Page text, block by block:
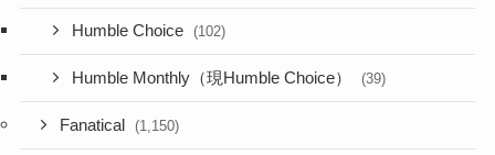
Humble Choice (102)
Humble Monthly（現Humble Choice） (39)
Fanatical (1,150)